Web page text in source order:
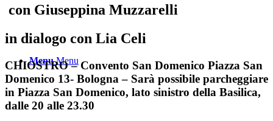
Menu Menu
con Giuseppina Muzzarelli
in dialogo con Lia Celi
CHIOSTRO – Convento San Domenico Piazza San
Domenico 13- Bologna – Sarà possibile parcheggiare
in Piazza San Domenico, lato sinistro della Basilica,
dalle 20 alle 23.30